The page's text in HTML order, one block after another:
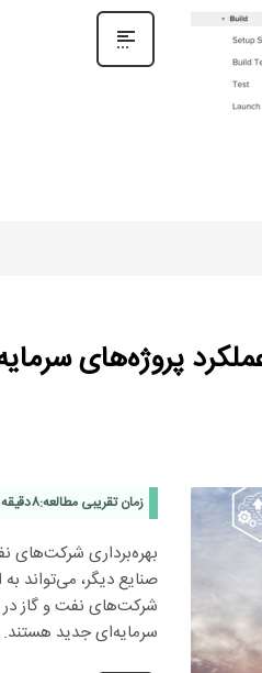
پروژه‌های
زمان تقریبی مطالعه:8دقیقه
بهره‌برداری شرکت‌های
صنایع دیگر، می‌تواند
شرکت‌های نفت و گاز در
سرمایه‌ای جدید هستند.